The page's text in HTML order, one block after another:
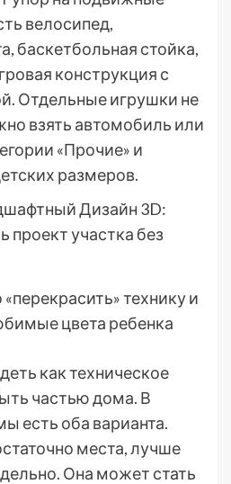
велосипед,
баскетбольная стойка,
конструкция с
Отдельные игрушки не
взять автомобиль или
«Прочие» и
размеров.
технику и
цвета ребенка
как техническое
частью дома. В
есть оба варианта.
места, лучше
Она может стать